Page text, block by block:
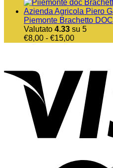
Piemonte Brachetto DOC
Valutato 4.33 su 5
€8,00 - €15,00Fascia
€8,00
a
€15,00